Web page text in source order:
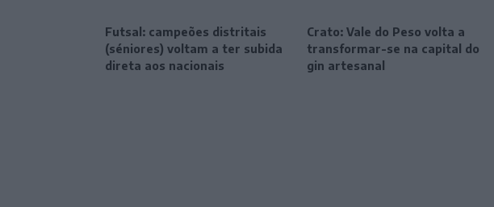
Futsal: campeões distritais
(séniores) voltam a ter subida
direta aos nacionais
Crato: Vale do Peso volta a
transformar-se na capital do
gin artesanal